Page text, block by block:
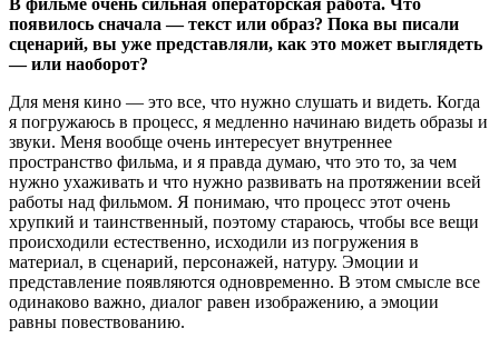
В фильме очень сильная операторская работа. Что
появилось сначала — текст или образ? Пока вы писали
сценарий, вы уже представляли, как это может выглядеть
— или наоборот?
Для меня кино — это все, что нужно слушать и видеть. Когда
я погружаюсь в процесс, я медленно начинаю видеть образы и
звуки. Меня вообще очень интересует внутреннее
пространство фильма, и я правда думаю, что это то, за чем
нужно ухаживать и что нужно развивать на протяжении всей
работы над фильмом. Я понимаю, что процесс этот очень
хрупкий и таинственный, поэтому стараюсь, чтобы все вещи
происходили естественно, исходили из погружения в
материал, в сценарий, персонажей, натуру. Эмоции и
представление появляются одновременно. В этом смысле все
одинаково важно, диалог равен изображению, а эмоции
равны повествованию.